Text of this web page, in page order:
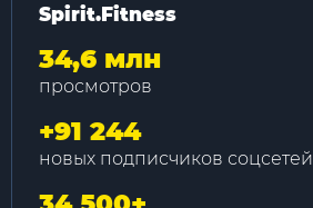
Spirit.Fitness
34,6 млн
просмотров
+91 244
новых подписчиков соцсетей